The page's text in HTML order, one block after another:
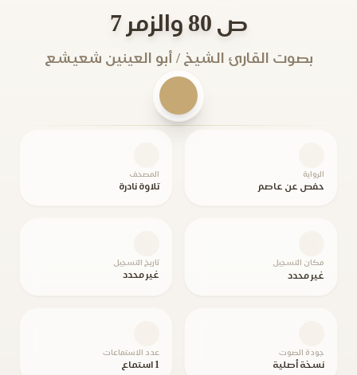
ص 80 والزمر 7
بصوت القارئ الشيخ / أبو العينين شعيشع
الرواية
حفص عن عاصم
المصحف
تلاوة نادرة
مكان التسجيل
غير محدد
تاريخ التسجيل
غير محدد
جودة الصوت
نسخة أصلية
عدد الاستماعات
1 استماع